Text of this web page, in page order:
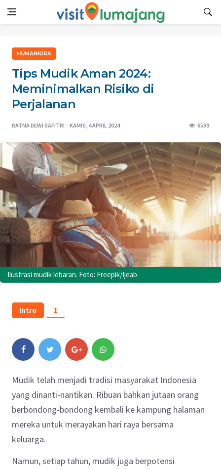
HUMANIORA
Tips Mudik Aman 2024:
Meminimalkan Risiko di
Perjalanan
RATNA DEWI SAFITRI KAMIS, 4 APRIL 2024 6539
Ilustrasi mudik lebaran. Foto: Freepik/Ijeab
Intro 1
Mudik telah menjadi tradisi masyarakat Indonesia
yang dinanti-nantikan. Ribuan bahkan jutaan orang
berbondong-bondong kembali ke kampung halaman
mereka untuk merayakan hari raya bersama
keluarga.
Namun, setiap tahun, mudik juga berpotensi